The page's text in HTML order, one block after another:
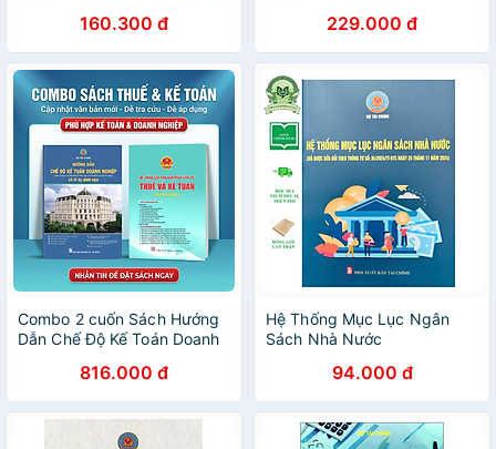
160.300 đ 229.000 đ
Combo 2 cuốn Sách Hướng
Dẫn Chế Độ Kế Toán Doanh
99/2025/TT-BTC) Có Ví Dụ
Minh Họa + Hệ Thống Văn
Bản Pháp Luật Về Thuế Và
Kế Toán (Hiện Hành).
816.000 đ
Hệ Thống Mục Lục Ngân
Sách Nhà Nước
94.000 đ